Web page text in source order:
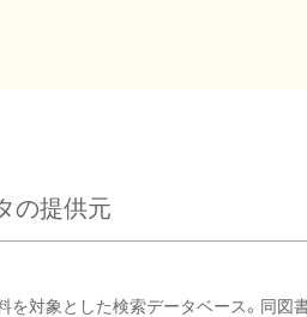
の提供元
対象とした検索データベース。同図